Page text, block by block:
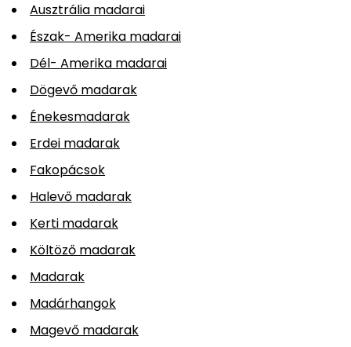
Ausztrália madarai
Észak- Amerika madarai
Dél- Amerika madarai
Dögevő madarak
Énekesmadarak
Erdei madarak
Fakopácsok
Halevő madarak
Kerti madarak
Költöző madarak
Madarak
Madárhangok
Magevő madarak